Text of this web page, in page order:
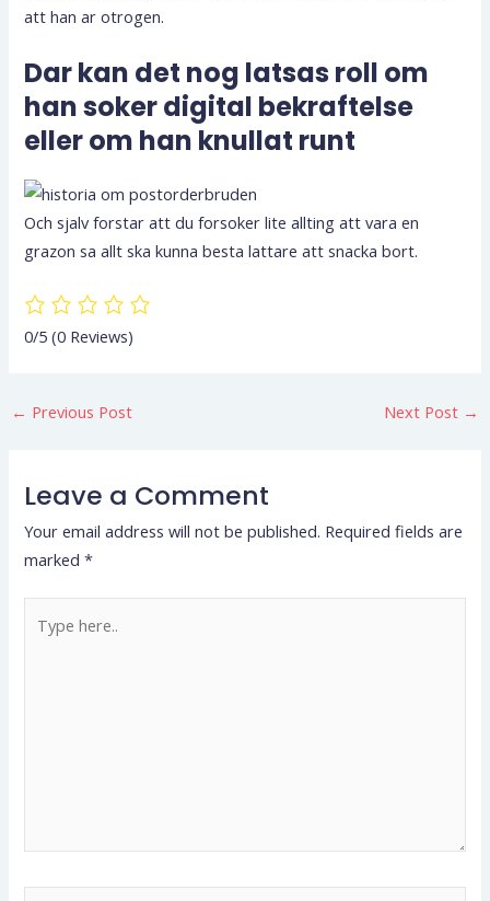
att han ar otrogen.
Dar kan det nog latsas roll om
han soker digital bekraftelse
eller om han knullat runt
Och sjalv forstar att du forsoker lite allting att vara en
grazon sa allt ska kunna besta lattare att snacka bort.
0/5(0 Reviews)
← Previous Post Next Post →
Leave a Comment
Your email address will not be published. Required fields are
marked*
here..